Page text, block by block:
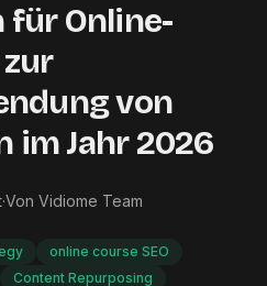
für Online-
von
im Jahr 2026
·Von Vidiome Team
online course SEO
Content Repurposing